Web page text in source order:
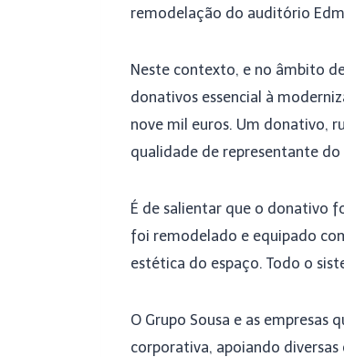
remodelação do auditório
Neste contexto, e no âmbito
donativos essencial à
nove mil euros. Um donativo,
qualidade de representante do
É de salientar que o donativo
foi remodelado e equipado
estética do espaço. Todo o
O Grupo Sousa e as
corporativa, apoiando